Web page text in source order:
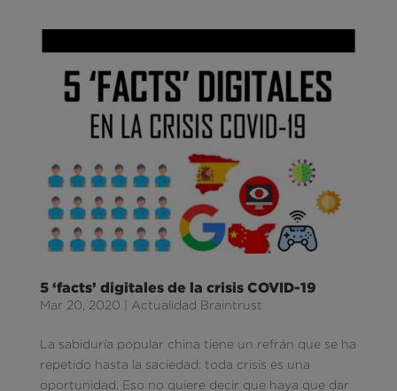
5 ‘facts’ digitales de la crisis COVID-19
Mar 20, 2020 Actualidad Braintrust
La sabiduría popular china tiene un refrán que se ha
repetido hasta la saciedad: toda crisis es una
oportunidad. Eso no quiere decir que haya que dar